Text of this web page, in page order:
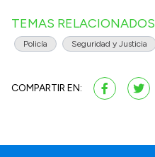
TEMAS RELACIONADOS
Policía Seguridad y Justicia
COMPARTIR EN: